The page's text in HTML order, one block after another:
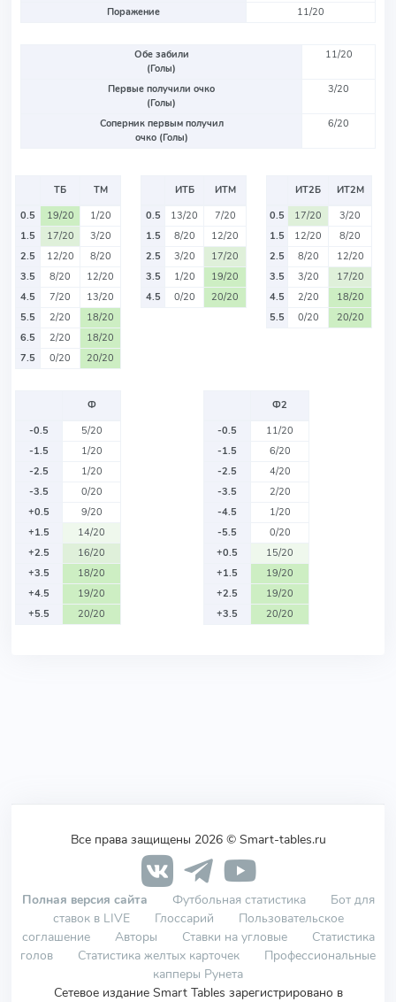
Поражение
11/20
Обе забили
(Голы)
11/20
Первые получили очко
(Голы)
3/20
Соперник первым получил
очко (Голы)
6/20
ТБ
ТМ
0.5
19/20
1/20
1.5
17/20
3/20
2.5
12/20
8/20
3.5
8/20
12/20
4.5
7/20
13/20
5.5
2/20
18/20
6.5
2/20
18/20
7.5
0/20 20/20
ИТБ
ИТМ
0.5
13/20
7/20
1.5
8/20
12/20
2.5
3/20
17/20
3.5
1/20
19/20
4.5
0/20 20/20
ИТ2Б
ИТ2М
0.5
17/20
3/20
1.5
12/20
8/20
2.5
8/20
12/20
3.5
3/20
17/20
4.5
2/20
18/20
5.5
0/20 20/20
Ф
-0.5
5/20
-1.5
1/20
-2.5
1/20
-3.5
0/20
+0.5
9/20
+1.5
14/20
+2.5
16/20
+3.5
18/20
+4.5
19/20
+5.5
20/20
Ф2
-0.5
11/20
-1.5
6/20
-2.5
4/20
-3.5
2/20
-4.5
1/20
-5.5
0/20
+0.5
15/20
+1.5
19/20
+2.5
19/20
+3.5
20/20
Все права защищены 2026 © Smart-tables.ru
Полная версия сайта Футбольная статистика
Бот для
ставок в LIVE
Глоссарий
Пользовательское
соглашение
Авторы Ставки на угловые
Статистика
голов
Статистика желтых карточек
Профессиональные
капперы Рунета
Сетевое издание Smart Tables зарегистрировано в